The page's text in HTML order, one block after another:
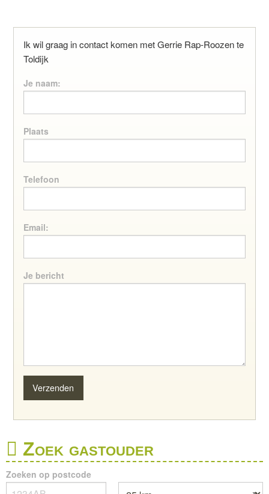
Ik wil graag in contact komen met Gerrie Rap-Roozen te
Toldijk
Je naam:
Plaats
Telefoon
Email:
Je bericht
Zoek gastouder
Zoeken op postcode